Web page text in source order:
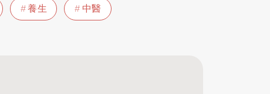
養生 中醫